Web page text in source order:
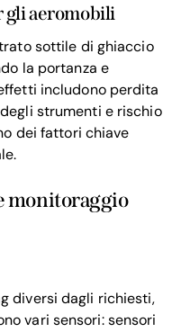
aeromobili
sottile di ghiaccio
la portanza e
includono perdita
strumenti e rischio
dei fattori chiave
monitoraggio
diversi dagli richiesti,
vari sensori: sensori